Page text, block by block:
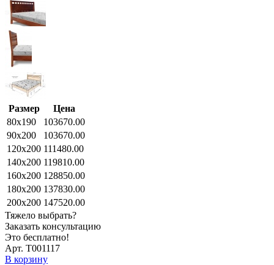
Размер
Цена
80x190
103670.00
90x200
103670.00
120x200 111480.00
140x200 119810.00
160x200 128850.00
180x200 137830.00
200x200 147520.00
Тяжело выбрать?
Заказать консультацию
Это бесплатно!
Арт. Т001117
В корзину